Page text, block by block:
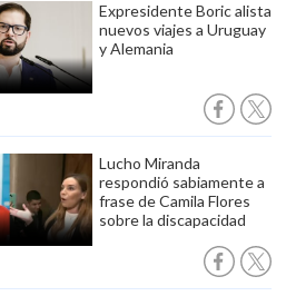
Expresidente Boric alista
nuevos viajes a Uruguay
y Alemania
Lucho Miranda
respondió sabiamente a
frase de Camila Flores
sobre la discapacidad